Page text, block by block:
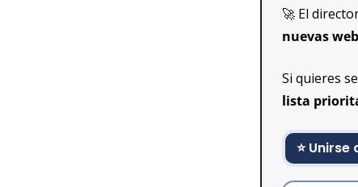
🚀 El
nuevas
Si quieres
lista
⭐